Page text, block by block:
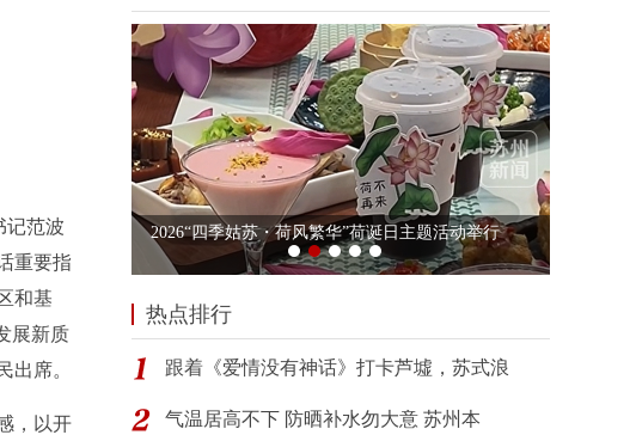
记范波
重要指
和基
展新质
出席。
，以开
热点排行
跟着《爱情没有神话》打卡芦墟，苏式浪
气温居高不下 防晒补水勿大意 苏州本